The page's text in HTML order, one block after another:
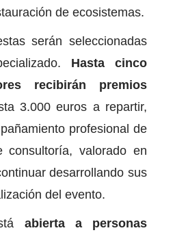
de ecosistemas.
serán seleccionadas
Hasta cinco
recibirán premios
3.000 euros a repartir,
profesional de
consultoría, valorado en
desarrollando sus
del evento.
abierta a personas